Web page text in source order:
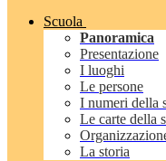
Scuola
Panoramica
Presentazione
I luoghi
Le persone
I numeri della
Le carte della
La storia